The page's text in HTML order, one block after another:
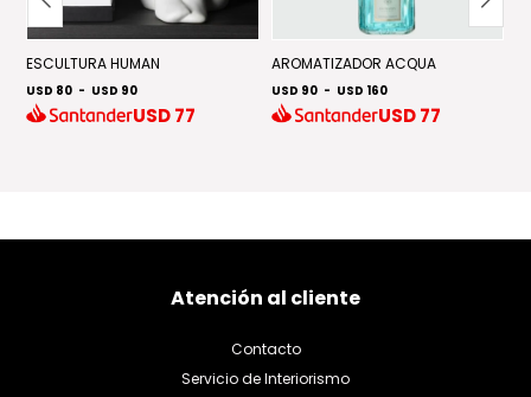
ESCULTURA HUMAN
USD 80 - USD 90
USD77
AROMATIZADOR ACQUA
USD 90 - USD 160
USD77
Atención al cliente
Contacto
Servicio de Interiorismo